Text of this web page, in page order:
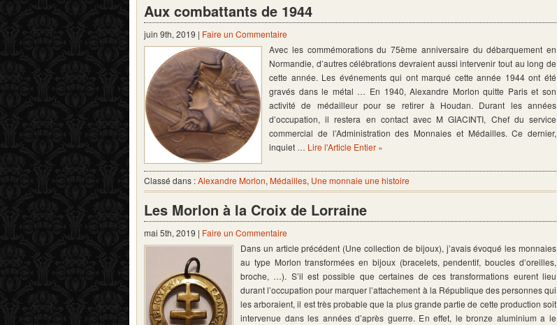
Aux combattants de 1944
juin 9th, 2019 | Faire un Commentaire
Avec les commémorations du 75ème anniversaire du débarquement en
Normandie, d’autres célébrations devraient aussi intervenir tout au long de
cette année. Les événements qui ont marqué cette année 1944 ont été
gravés dans le métal … En 1940, Alexandre Morlon quitte Paris et son
activité de médailleur pour se retirer à Houdan. Durant les années
d’occupation, il restera en contact avec M GIACINTI, Chef du service
commercial de l’Administration des Monnaies et Médailles. Ce dernier,
inquiet … Lire l'Article Entier »
Classé dans :Alexandre Morlon, Médailles, Une monnaie une histoire
Les Morlon à la Croix de Lorraine
mai 5th, 2019 | Faire un Commentaire
Dans un article précédent (Une collection de bijoux), j’avais évoqué les monnaies
au type Morlon transformées en bijoux (bracelets, pendentif, boucles d’oreilles,
broche, …). S’il est possible que certaines de ces transformations eurent lieu
durant l’occupation pour marquer l’attachement à la République des personnes qui
les arboraient, il est très probable que la plus grande partie de cette production soit
intervenue dans les années d’après guerre. En effet, le bronze aluminium a le